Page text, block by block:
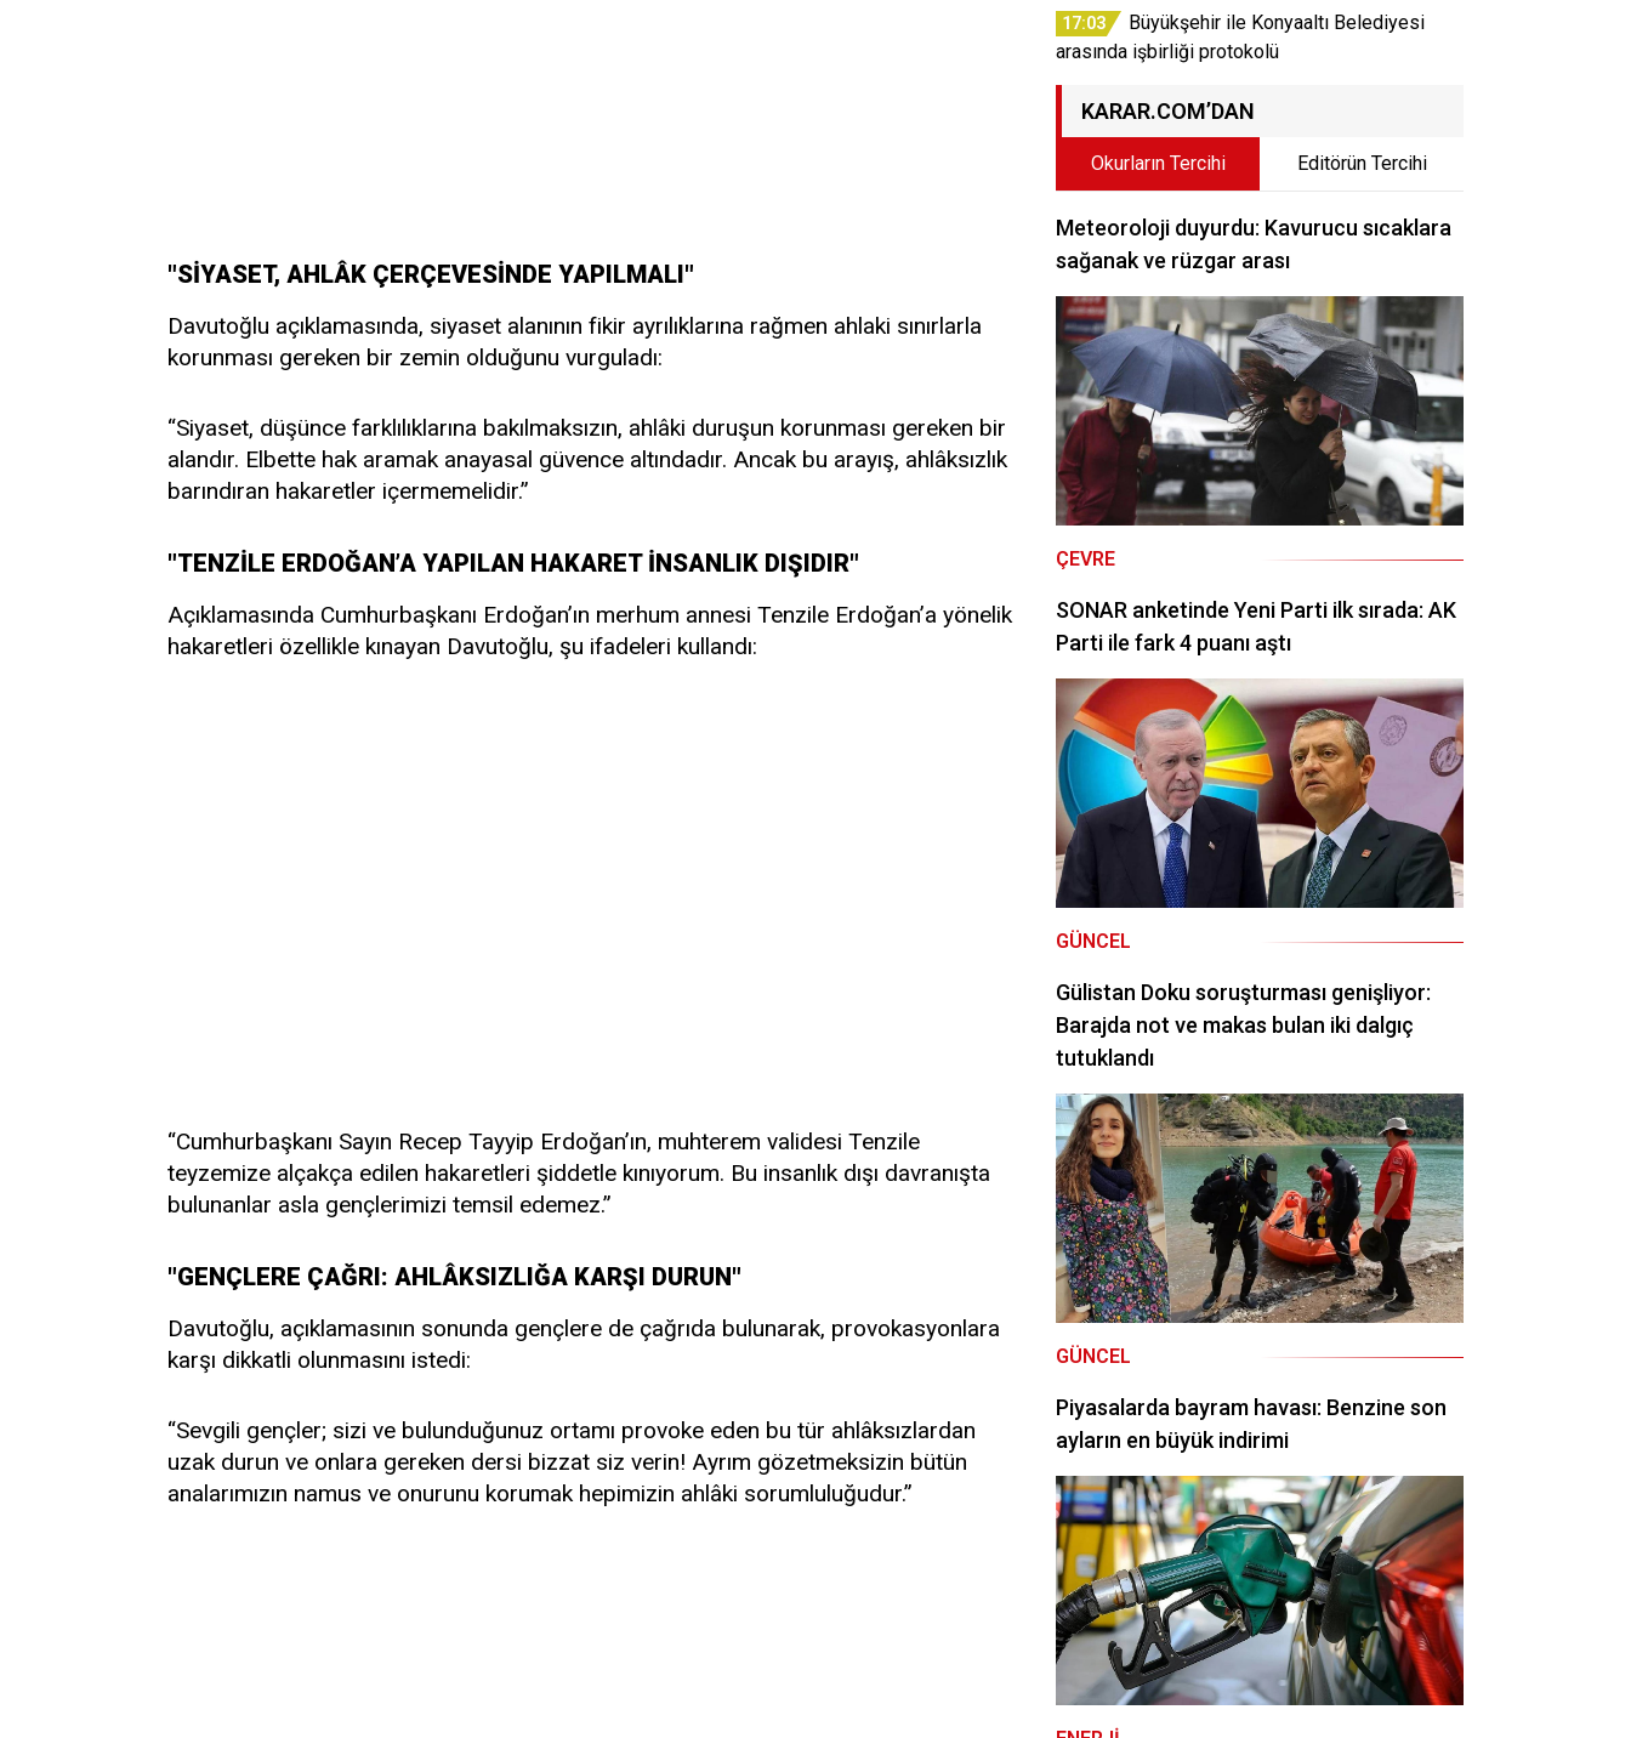
"SİYASET, AHLÂK ÇERÇEVESİNDE YAPILMALI"
Davutoğlu açıklamasında, siyaset alanının fikir ayrılıklarına rağmen ahlaki sınırlarla
korunması gereken bir zemin olduğunu vurguladı:
“Siyaset, düşünce farklılıklarına bakılmaksızın, ahlâki duruşun korunması gereken bir
alandır. Elbette hak aramak anayasal güvence altındadır. Ancak bu arayış, ahlâksızlık
barındıran hakaretler içermemelidir.”
"TENZİLE ERDOĞAN’A YAPILAN HAKARET İNSANLIK DIŞIDIR"
Açıklamasında Cumhurbaşkanı Erdoğan’ın merhum annesi Tenzile Erdoğan’a yönelik
hakaretleri özellikle kınayan Davutoğlu, şu ifadeleri kullandı:
“Cumhurbaşkanı Sayın Recep Tayyip Erdoğan’ın, muhterem validesi Tenzile
teyzemize alçakça edilen hakaretleri şiddetle kınıyorum. Bu insanlık dışı davranışta
bulunanlar asla gençlerimizi temsil edemez.”
"GENÇLERE ÇAĞRI: AHLÂKSIZLIĞA KARŞI DURUN"
Davutoğlu, açıklamasının sonunda gençlere de çağrıda bulunarak, provokasyonlara
karşı dikkatli olunmasını istedi:
“Sevgili gençler; sizi ve bulunduğunuz ortamı provoke eden bu tür ahlâksızlardan
uzak durun ve onlara gereken dersi bizzat siz verin! Ayrım gözetmeksizin bütün
analarımızın namus ve onurunu korumak hepimizin ahlâki sorumluluğudur.”
17:03
Büyükşehir ile Konyaaltı Belediyesi
arasında işbirliği protokolü
KARAR.COM’DAN
Okurların Tercihi Editörün Tercihi
Meteoroloji duyurdu: Kavurucu sıcaklara
sağanak ve rüzgar arası
ÇEVRE
SONAR anketinde Yeni Parti ilk sırada: AK
Parti ile fark 4 puanı aştı
GÜNCEL
Gülistan Doku soruşturması genişliyor:
Barajda not ve makas bulan iki dalgıç
tutuklandı
GÜNCEL
Piyasalarda bayram havası: Benzine son
ayların en büyük indirimi